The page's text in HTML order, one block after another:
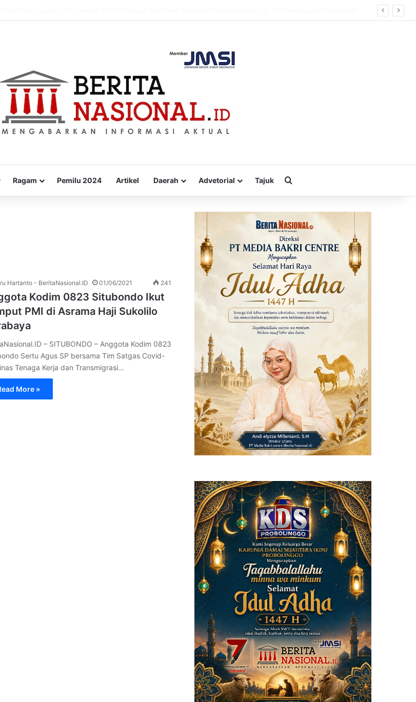
Ragam Pemilu 2024 Artikel Daerah Advetorial Tajuk
Hartanto - BeritaNasional.ID 01/06/2021 241
Kodim 0823 Situbondo Ikut
PMI di Asrama Haji Sukolilo
– SITUBONDO – Anggota Kodim 0823
Sertu Agus SP bersama Tim Satgas Covid-
Tenaga Kerja dan Transmigrasi…
More »